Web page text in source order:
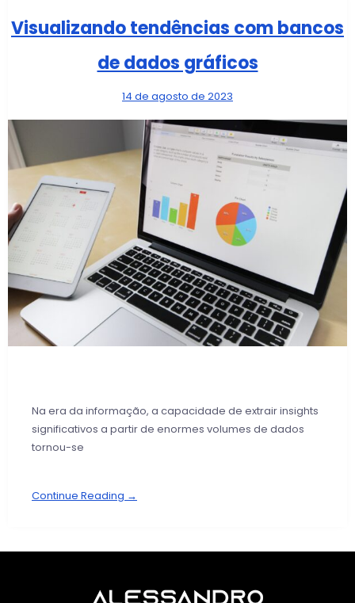
Visualizando tendências com bancos
de dados gráficos
14 de agosto de 2023
Na era da informação, a capacidade de extrair insights
significativos a partir de enormes volumes de dados
tornou-se
Continue Reading →